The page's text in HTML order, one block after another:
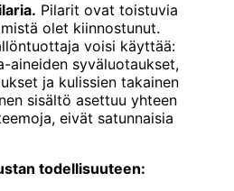
Pilarit ovat toistuvia
olet kiinnostunut.
voisi käyttää:
aineiden syväluotaukset,
ja kulissien takainen
sisältö asettuu yhteen
eivät satunnaisia
todellisuuteen: